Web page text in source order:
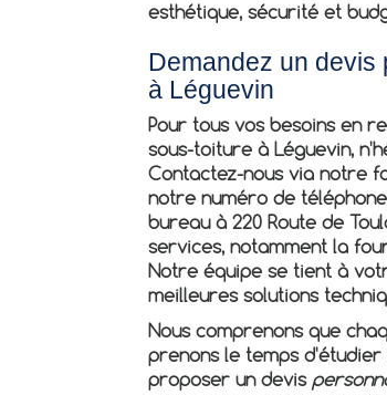
esthétique, sécurité et
Demandez un devis
à Léguevin
Pour tous vos besoins en
sous-toiture à Léguevin,
Contactez-nous via notre
notre numéro de
bureau à 220 Route de
services, notamment la
Notre équipe se tient à
meilleures solutions
Nous comprenons que
prenons le temps
proposer un devis